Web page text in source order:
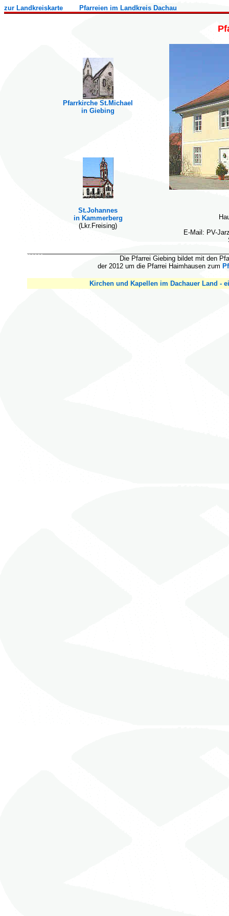
zur Landkreiskarte Pfarreien im Landkreis Dachau
Pfarrkirche St.Michael
in Giebing
St.Johannes
in Kammerberg
(Lkr.Freising)
E-Mail: PV-
Die Pfarrei Giebing bildet mit den
der 2012 um die Pfarrei Haimhausen zum
Kirchen und Kapellen im Dachauer Land -